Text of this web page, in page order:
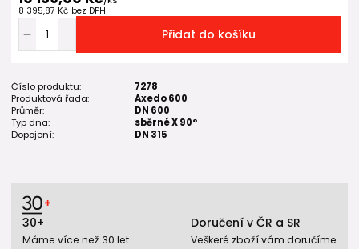
8 395,87 Kč bez DPH
Přidat do košíku
Číslo produktu:
7278
Produktová řada:
Axedo 600
Průměr:
DN 600
Typ dna:
sběrné X 90°
Dopojení:
DN 315
30+
Máme více než 30 let
Doručení v ČR a SR
Veškeré zboží vám doručíme